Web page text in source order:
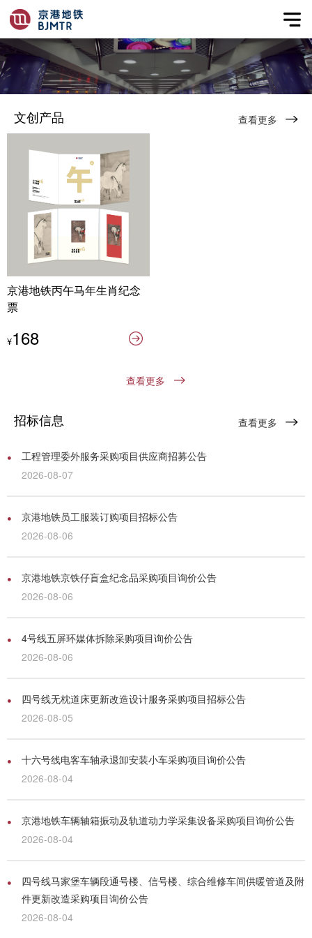
文创产品 查看更多
京港地铁丙午马年生肖纪念
票
168
查看更多
招标信息 查看更多
工程管理委外服务采购项目供应商招募公告
2026-08-07
京港地铁员工服装订购项目招标公告
2026-08-06
京港地铁京铁仔盲盒纪念品采购项目询价公告
2026-08-06
4号线五屏环媒体拆除采购项目询价公告
2026-08-06
四号线无枕道床更新改造设计服务采购项目招标公告
2026-08-05
十六号线电客车轴承退卸安装小车采购项目询价公告
2026-08-04
京港地铁车辆轴箱振动及轨道动力学采集设备采购项目询价公告
2026-08-04
四号线马家堡车辆段通号楼、信号楼、综合维修车间供暖管道及附
件更新改造采购项目询价公告
2026-08-04